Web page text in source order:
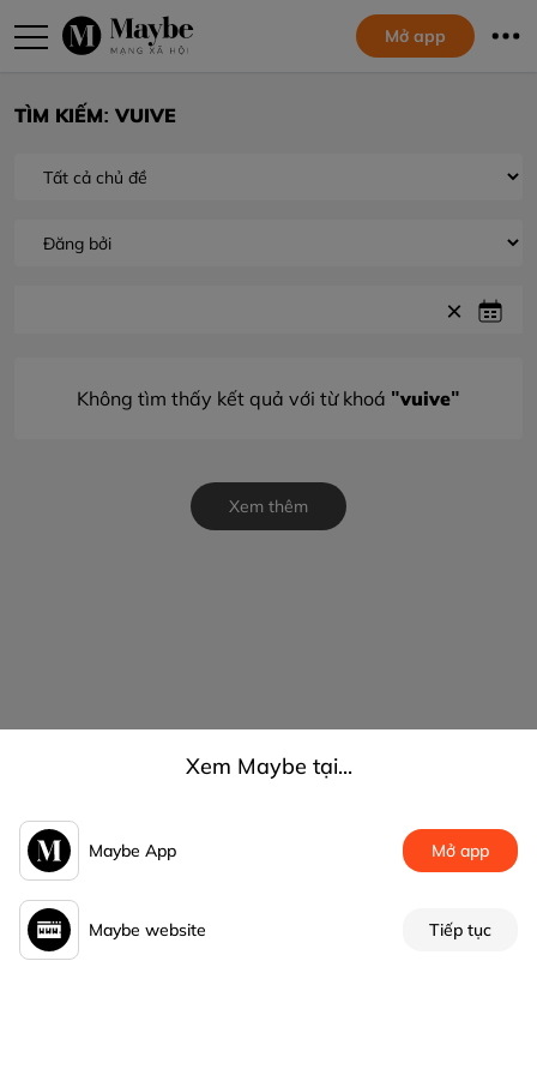
Mở app
TÌM KIẾM: VUIVE
Không tìm thấy kết quả với từ khoá "vuive"
Xem thêm
Xem Maybe tại...
Maybe App Mở app
Maybe website Tiếp tục